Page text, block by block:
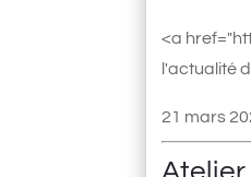
<a
l'actualité
21 mars